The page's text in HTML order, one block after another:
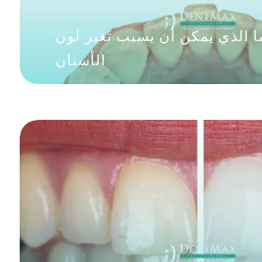
ما الذي يمكن أن يسبب تغير لون
الأسنان